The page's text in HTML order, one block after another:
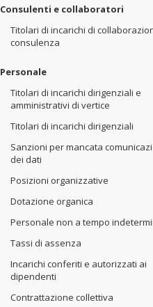
Consulenti e collaboratori
Titolari di incarichi di
consulenza
Personale
Titolari di incarichi dirigenziali e
amministrativi di vertice
Titolari di incarichi dirigenziali
Sanzioni per mancata
dei dati
Posizioni organizzative
Dotazione organica
Personale non a tempo
Tassi di assenza
Incarichi conferiti e autorizzati ai
dipendenti
Contrattazione collettiva